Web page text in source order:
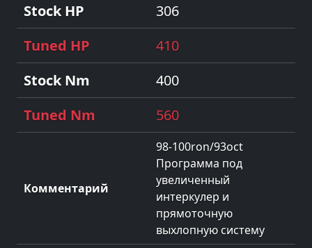
306
410
400
560
98-100ron/93oct
Программа под
увеличенный
интеркулер и
прямоточную
выхлопную систему